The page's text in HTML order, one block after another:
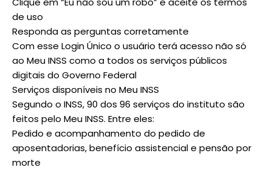
de uso
Responda as perguntas corretamente
Com esse Login Único o usuário terá acesso não só
ao Meu INSS como a todos os serviços públicos
digitais do Governo Federal
Serviços disponíveis no Meu INSS
Segundo o INSS, 90 dos 96 serviços do instituto são
feitos pelo Meu INSS. Entre eles:
Pedido e acompanhamento do pedido de
aposentadorias, benefício assistencial e pensão por
morte